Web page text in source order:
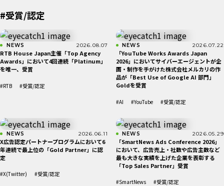
#受賞/認定
NEWS 2026.08.07
RTB House Japan主催「Top Agency
Awards」において4回連続「Platinum」
を唯一、受賞
#RTB #受賞/認定
NEWS 2026.07.22
「YouTube Works Awards Japan
2026」においてサイバーエージェントが企
画・制作を手がけた株式会社メルカリの作
品が「Best Use of Google AI 部​門」
Goldを受賞
#AI #YouTube #受賞/認定
NEWS 2026.06.11
X広告認定パートナープログラムにおいて6
年連続で最上位の「Gold Partner」に認
定
#X(Twitter) #受賞/認定
NEWS 2026.05.29
「SmartNews Ads Conference 2026」
において、広告売上・社数や広告主数など
最も大きな実績を上げた企業を表彰する
「Top Sales Partner」受賞
#SmartNews #受賞/認定